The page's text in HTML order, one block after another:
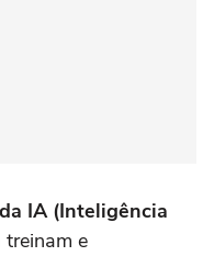
IA (Inteligência
treinam e